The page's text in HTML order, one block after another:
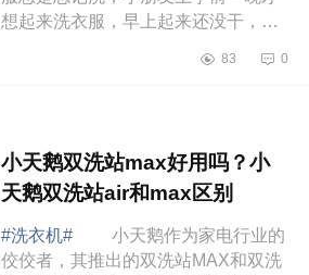
想起来洗衣服，早上起来还没干，和
干，下面小编为大家介绍下leader洗
83 0
小天鹅双洗站max好用吗？小
天鹅双洗站air和max区别
#洗衣机#
小天鹅作为家电行业的
佼佼者，其推出的双洗站MAX和双洗